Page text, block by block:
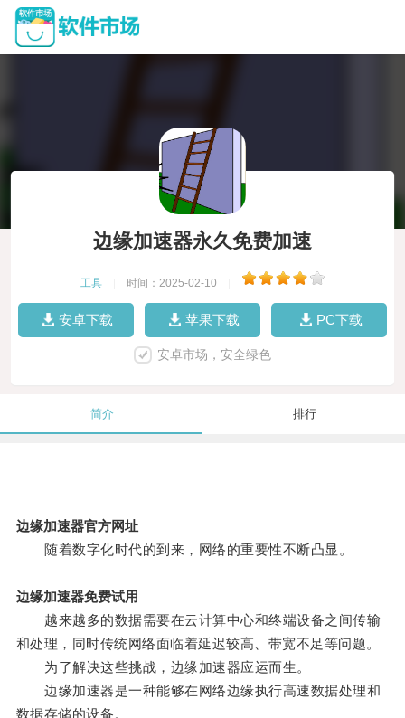
边缘加速器永久免费加速
工具 时间：2025-02-10
安卓下载 苹果下载 PC下载
安卓市场，安全绿色
简介 排行
边缘加速器官方网址
随着数字化时代的到来，网络的重要性不断凸显。
边缘加速器免费试用
越来越多的数据需要在云计算中心和终端设备之间传输
和处理，同时传统网络面临着延迟较高、带宽不足等问题。
为了解决这些挑战，边缘加速器应运而生。
边缘加速器是一种能够在网络边缘执行高速数据处理和
数据存储的设备。